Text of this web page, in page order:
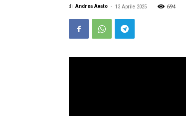
di Andrea Avato - 13 Aprile 2025 694